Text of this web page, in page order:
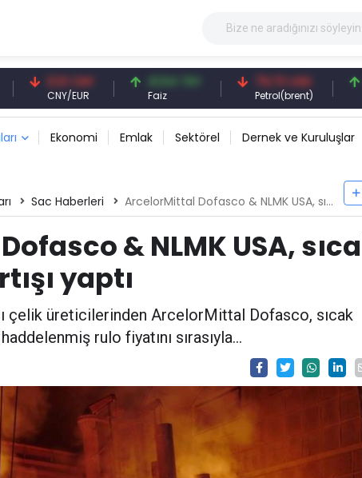
0,13 CNY
CNY/EUR
41,54 TRY
Faiz
79,73 USD
Petrol(brent)
6,71
Ekonomi Emlak Sektörel Dernek ve Kuruluşlar
Sac Haberleri ArcelorMittal Dofasco & NLMK USA, sıcak ruloda fiyat artışı yaptı
& NLMK USA,
yaptı
çelik üreticilerinden ArcelorMittal Dofasco, sıcak
rulo fiyatını sırasıyla...